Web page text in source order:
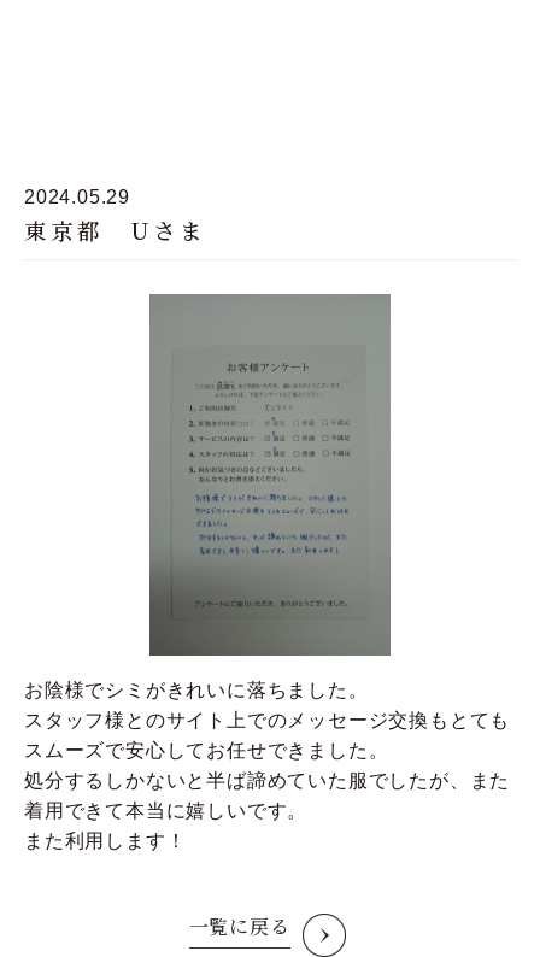
2024.05.29
東京都 Uさま
お陰様でシミがきれいに落ちました。
スタッフ様とのサイト上でのメッセージ交換もとても
スムーズで安心してお任せできました。
処分するしかないと半ば諦めていた服でしたが、また
着用できて本当に嬉しいです。
また利用します！
一覧に戻る